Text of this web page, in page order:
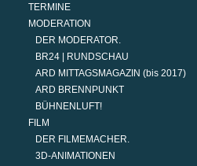
TERMINE
MODERATION
DER MODERATOR.
BR24 | RUNDSCHAU
ARD MITTAGSMAGAZIN (bis 2017)
ARD BRENNPUNKT
BÜHNENLUFT!
FILM
DER FILMEMACHER.
3D-ANIMATIONEN